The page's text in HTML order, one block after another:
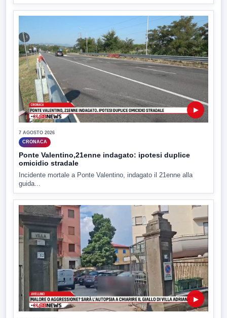
▶
7 AGOSTO 2026
CRONACA
Ponte Valentino,21enne indagato: ipotesi duplice
omicidio stradale
Incidente mortale a Ponte Valentino, indagato il 21enne alla
guida...
▶